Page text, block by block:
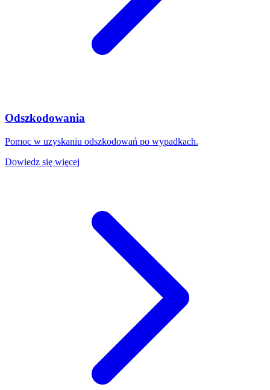
Odszkodowania
Pomoc w uzyskaniu odszkodowań po wypadkach.
Dowiedz się więcej